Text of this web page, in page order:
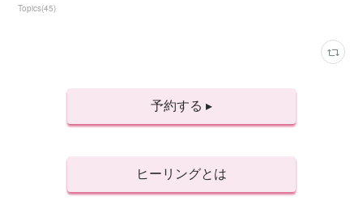
Topics(45)
予約する ▸
ヒーリングとは